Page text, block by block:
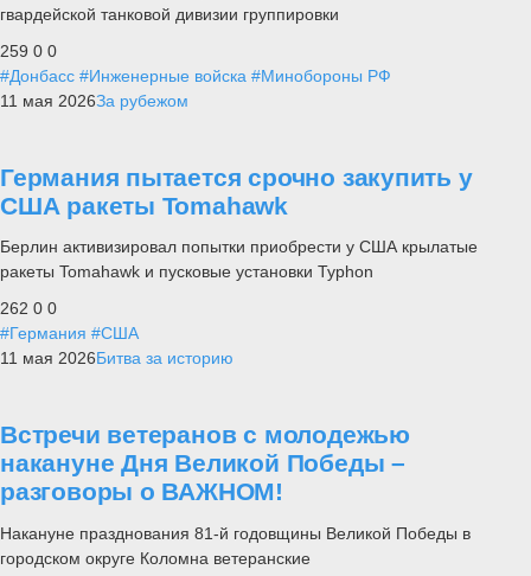
гвардейской танковой дивизии группировки
259 0 0
#Донбасс #Инженерные войска #Минобороны РФ
11 мая 2026За рубежом
Германия пытается срочно закупить у
США ракеты Tomahawk
Берлин активизировал попытки приобрести у США крылатые
ракеты Tomahawk и пусковые установки Typhon
262 0 0
#Германия #США
11 мая 2026Битва за историю
Встречи ветеранов с молодежью
накануне Дня Великой Победы –
разговоры о ВАЖНОМ!
Накануне празднования 81-й годовщины Великой Победы в
городском округе Коломна ветеранские